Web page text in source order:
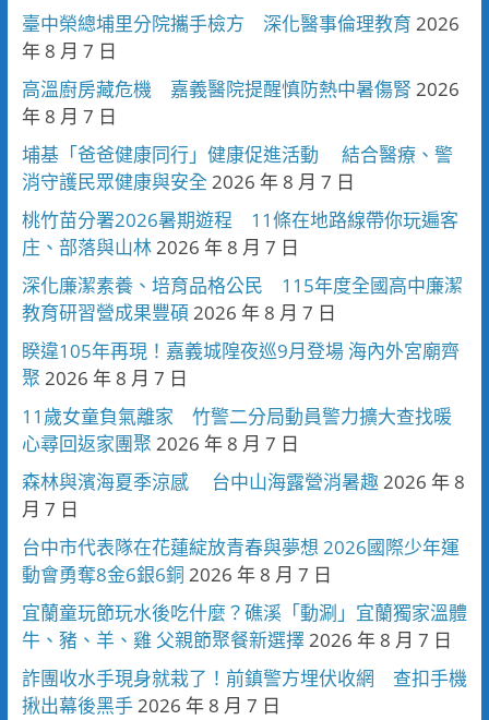
臺中榮總埔里分院攜手檢方 深化醫事倫理教育 2026
年 8 月 7 日
高溫廚房藏危機 嘉義醫院提醒慎防熱中暑傷腎 2026
年 8 月 7 日
埔基「爸爸健康同行」健康促進活動 結合醫療、警
消守護民眾健康與安全 2026 年 8 月 7 日
桃竹苗分署2026暑期遊程 11條在地路線帶你玩遍客
庄、部落與山林2026 年 8 月 7 日
深化廉潔素養、培育品格公民 115年度全國高中廉潔
教育研習營成果豐碩 2026 年 8 月 7 日
睽違105年再現！嘉義城隍夜巡9月登場 海內外宮廟齊
聚 2026 年 8 月 7 日
11歲女童負氣離家 竹警二分局動員警力擴大查找暖
心尋回返家團聚 2026 年 8 月 7 日
森林與濱海夏季涼感 台中山海露營消暑趣2026 年 8
月 7 日
台中市代表隊在花蓮綻放青春與夢想 2026國際少年運
動會勇奪8金6銀6銅 2026 年 8 月 7 日
宜蘭童玩節玩水後吃什麼？礁溪「動涮」宜蘭獨家溫體
牛、豬、羊、雞 父親節聚餐新選擇2026 年 8 月 7 日
詐團收水手現身就栽了！前鎮警方埋伏收網 查扣手機
揪出幕後黑手2026 年 8 月 7 日